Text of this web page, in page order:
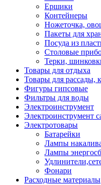
Ершики
Контейнеры
Ножеточка,
Пакеты для
Посуда из
Столовые
Терки,
Товары для отдыха
Товары для рассады,
Фигуры гипсовые
Фильтры для воды
Электроинструмент
Электроинструмент
Электротовары
Батарейки
Лампы
Лампы
Фонари
Расходные материалы